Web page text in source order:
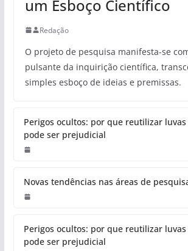
um Esboço Científico
Redação
O projeto de pesquisa manifesta-se
pulsante da inquirição científica,
simples esboço de ideias e premissas.
Perigos ocultos: por que reutilizar luvas
pode ser prejudicial
Novas tendências nas áreas de
Perigos ocultos: por que reutilizar luvas
pode ser prejudicial